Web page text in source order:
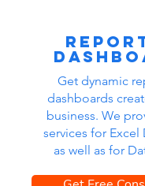
Get dynamic
dashboards
business. We
services for Excel
as well as for